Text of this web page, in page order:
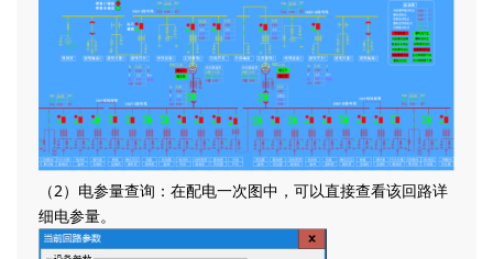
（2）电参量查询：在配电一次图中，可以直接查看该回路详
细电参量。